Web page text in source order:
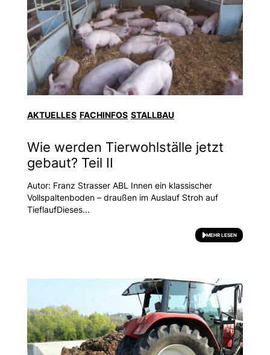
AKTUELLES FACHINFOS STALLBAU
Wie werden Tierwohlställe jetzt
gebaut? Teil II
Autor: Franz Strasser ABL Innen ein klassischer
Vollspaltenboden – draußen im Auslauf Stroh auf
TieflaufDieses...
MEHR LESEN